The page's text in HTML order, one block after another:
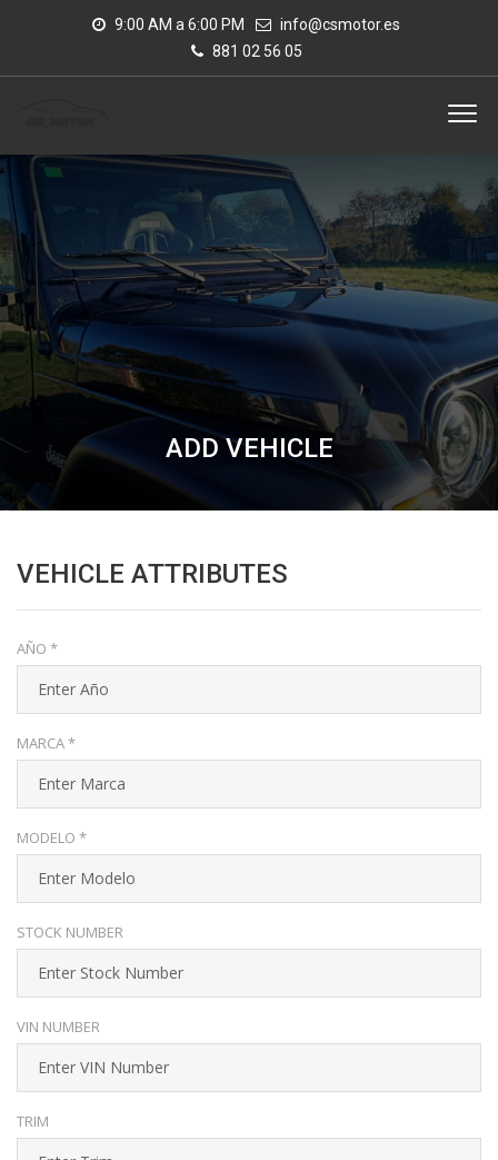
9:00 AM a 6:00 PM
info@csmotor.es
881 02 56 05
ADD VEHICLE
VEHICLE ATTRIBUTES
AÑO *
MARCA *
MODELO *
STOCK NUMBER
VIN NUMBER
TRIM